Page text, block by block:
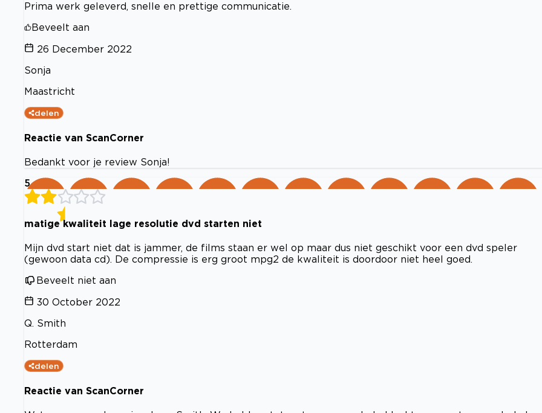
Prima werk geleverd, snelle en prettige communicatie.
Beveelt aan
26 December 2022
Sonja
Maastricht
delen
Reactie van ScanCorner
Bedankt voor je review Sonja!
5
matige kwaliteit lage resolutie dvd starten niet
Mijn dvd start niet dat is jammer, de films staan er wel op maar dus niet geschikt voor een dvd speler
(gewoon data cd). De compressie is erg groot mpg2 de kwaliteit is doordoor niet heel goed.
Beveelt niet aan
30 October 2022
Q. Smith
Rotterdam
delen
Reactie van ScanCorner